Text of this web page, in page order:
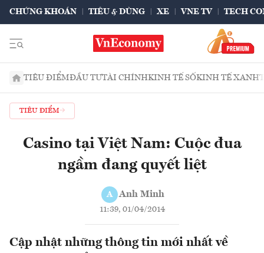
CHỨNG KHOÁN TIÊU & DÙNG XE VNE TV TECH
TIÊU ĐIỂMĐẦU TƯTÀI CHÍNHKINH TẾ SỐKINH TẾ XANH
TIÊU ĐIỂM
Casino tại Việt Nam: Cuộc đua
ngầm đang quyết liệt
A Anh Minh
11:39, 01/04/2014
Cập nhật những thông tin mới nhất về